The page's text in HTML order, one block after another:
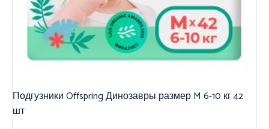
Подгузники Offspring Динозавры размер M 6-10 кг 42
шт